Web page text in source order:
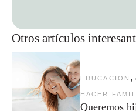
Otros artículos
EDUCACION ,
HACER
Queremos